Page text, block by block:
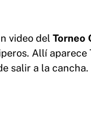
video del Torneo
Allí aparece
salir a la cancha.